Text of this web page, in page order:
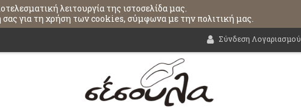
λειτουργία της ιστοσελίδα μας.
για τη χρήση των cookies, σύμφωνα με την πολιτική μας.
Σύνδεση Λογαριασμού